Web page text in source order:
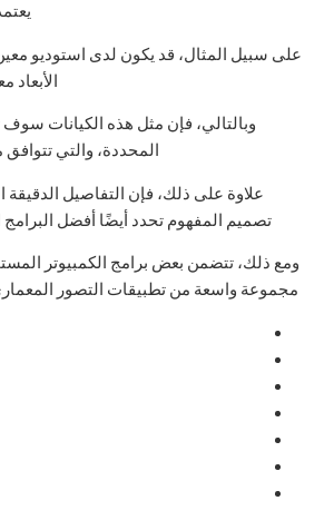
على سبيل المثال، قد يكون لدى استوديو معين
الأبعاد
وبالتالي، فإن مثل هذه الكيانات
المحددة، والتي تتوافق
علاوة على ذلك، فإن التفاصيل
تصميم المفهوم تحدد أيضًا أفضل
ومع ذلك، تتضمن بعض برامج الكمبيوتر
مجموعة واسعة من تطبيقات التصور المعماري